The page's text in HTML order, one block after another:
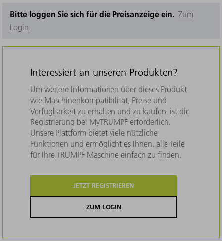
Bitte loggen Sie sich für die Preisanzeige ein. Zum
Login
Interessiert an unseren Produkten?
Um weitere Informationen über dieses Produkt
wie Maschinenkompatibilität, Preise und
Verfügbarkeit zu erhalten und zu kaufen, ist die
Registrierung bei MyTRUMPF erforderlich.
Unsere Plattform bietet viele nützliche
Funktionen und ermöglicht es Ihnen, alle Teile
für Ihre TRUMPF Maschine einfach zu finden.
JETZT REGISTRIEREN
ZUM LOGIN